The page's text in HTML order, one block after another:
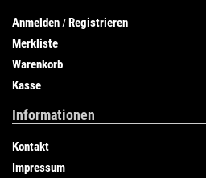
Anmelden /Registrieren
Merkliste
Warenkorb
Kasse
Informationen
Kontakt
Impressum